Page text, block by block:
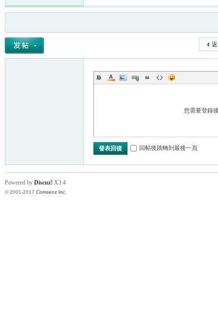
您需要登錄
發表回復 回帖後跳轉到最後一頁
Powered by Discuz! X3.4
© 2001-2017 Comsenz Inc.